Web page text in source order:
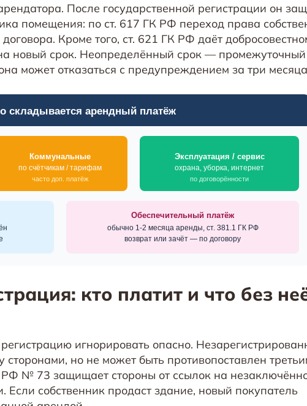
После государственной регистрации он
помещения: по ст. 617 ГК РФ переход права
Кроме того, ст. 621 ГК РФ даёт
новый срок. Неопределённый срок — промежуточный
может отказаться с предупреждением за три
кто платит и что без
игнорировать опасно.
сторонами, но не может быть противопоставлен
№ 73 защищает стороны от ссылок на
собственник продаст здание, новый покупатель